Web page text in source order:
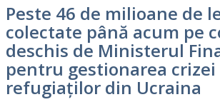
Peste 46 de milioane de
colectate până acum pe
deschis de Ministerul
pentru gestionarea crizei
refugiaților din Ucraina